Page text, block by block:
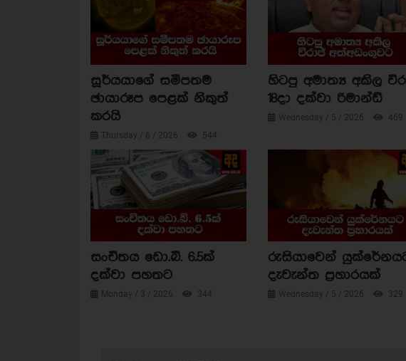
සූර්යයාගේ සමීපතම
ඡායාරූප පෙළක් නිකුත්
කරයි
Thursday / 6 / 2026 544
හිටපු අමාත්‍ය අකිල
18දා දක්වා රිමාන්ඩ්
Wednesday / 5 / 2026 469
සංචිතය ඩො.බි. 6.5ක්
දක්වා පහතට
Monday / 3 / 2026 344
රුසියාවෙන්
දැවැන්ත ප්‍රහාරයක්
Wednesday / 5 / 2026 329